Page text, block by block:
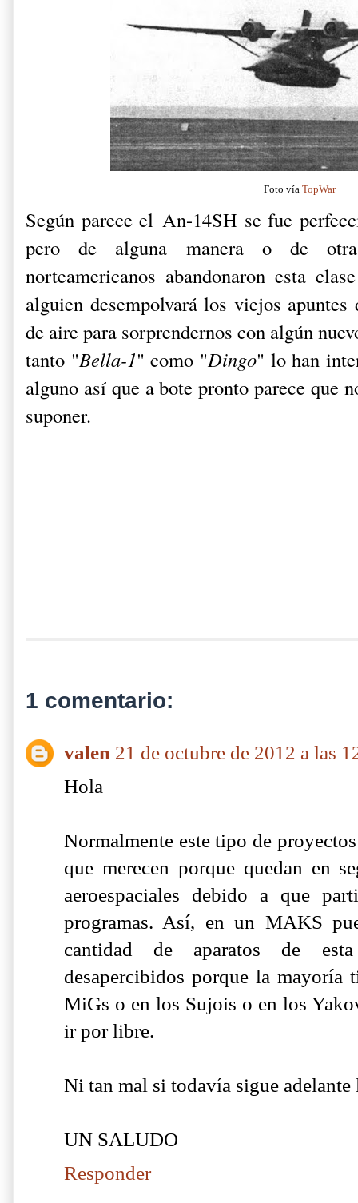
Foto vía TopWar
Según parece el An-14SH se fue
pero de alguna manera o de
norteamericanos abandonaron esta
alguien desempolvará los viejos apuntes
de aire para sorprendernos con algún
tanto "Bella-1" como "Dingo" lo han
alguno así que a bote pronto parece que
suponer.
1 comentario:
valen 21 de octubre de 2012 a las
Hola
Normalmente este tipo de
que merecen porque quedan en
aeroespaciales debido a que
programas. Así, en un MAKS
cantidad de aparatos de
desapercibidos porque la mayoría
MiGs o en los Sujois o en los
ir por libre.
Ni tan mal si todavía sigue adelante
UN SALUDO
Responder